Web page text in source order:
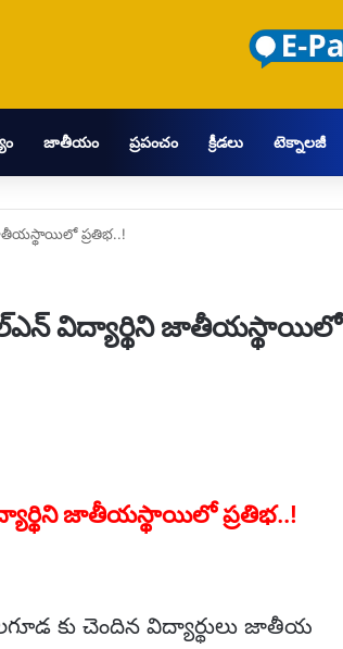
జాతీయం ప్రపంచం క్రీడలు టెక్నాలజీ
ప్రతిభ..!
విద్యార్థిని జాతీయస్థాయిలో
జాతీయస్థాయిలో ప్రతిభ..!
కు చెందిన విద్యార్థులు జాతీయ